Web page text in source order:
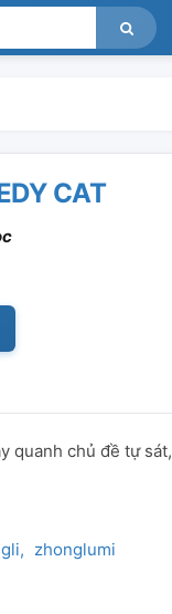
CAT
quanh chủ đề tự sát,
zhonglumi